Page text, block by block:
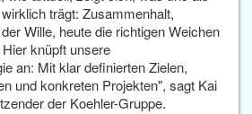
trägt: Zusammenhalt,
Wille, heute die richtigen Weichen
knüpft unsere
an: Mit klar definierten Zielen,
und konkreten Projekten", sagt Kai
der Koehler-Gruppe.